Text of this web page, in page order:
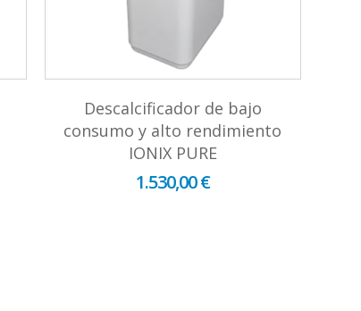
Descalcificador de bajo
consumo y alto rendimiento
IONIX PURE
1.530,00 €